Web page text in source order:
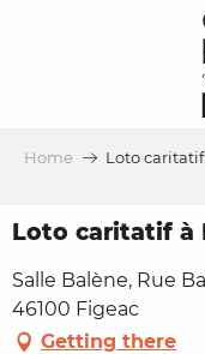
Home Loto
Loto caritatif à
Salle Balène, Rue
46100 Figeac
Getting there